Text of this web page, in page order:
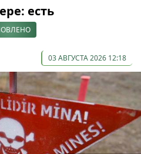
есть
03 АВГУСТА 2026 12:18